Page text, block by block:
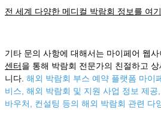
전 세계 다양한 메디컬 박람회 정보를 여
기타 문의 사항에 대해서는 마이페어 웹
센터을 통해 박람회 전문가의 친절하고
니다. 해외 박람회 부스 예약 플랫폼 마이
비스, 해외 박람회 및 지원 사업 정보 제
바우처, 컨설팅 등의 해외 박람회 관련 다